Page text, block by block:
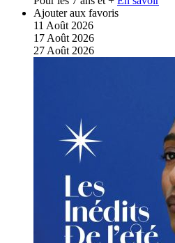
Ajouter aux favoris
11 Août 2026
17 Août 2026
27 Août 2026